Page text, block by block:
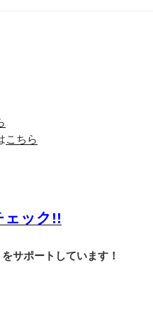
こちら
ェック!!
サポートしています！